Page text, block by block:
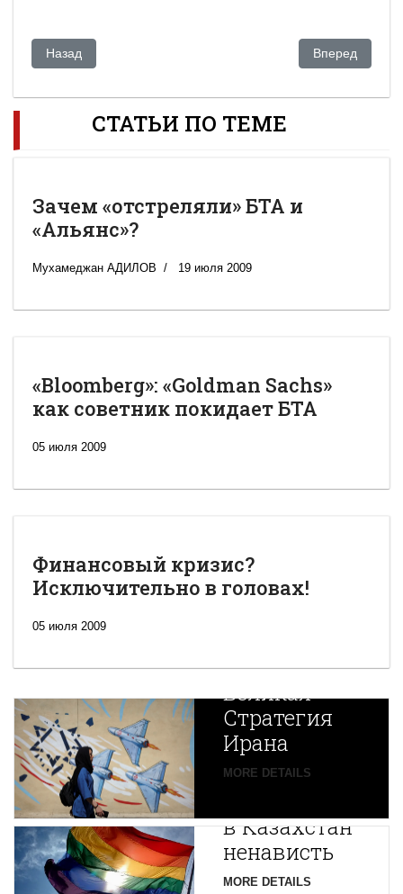
Предыдущий: Экономика в период транзита власти: что
Назад Следующий:
Вперед
СТАТЬИ ПО ТЕМЕ
Зачем «отстреляли» БТА и
«Альянс»?
Мухамеджан АДИЛОВ 19 июля 2009
«Bloomberg»: «Goldman Sachs»
как советник покидает БТА
05 июля 2009
Финансовый кризис?
Исключительно в головах!
05 июля 2009
Новая
Великая
Стратегия
Ирана
MORE DETAILS
Путин
в Казахстан
ненависть
MORE DETAILS
Центральной
Азии
зарождается